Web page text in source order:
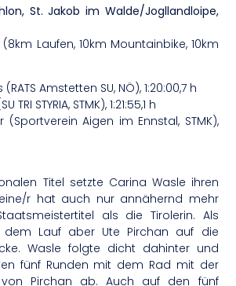
St. Jakob im Walde/Jogllandloipe,
Laufen, 10km Mountainbike, 10km
Amstetten SU, NÖ), 1:20:00,7 h
STYRIA, STMK), 1:21:55,1 h
(Sportverein Aigen im Ennstal, STMK),
Titel setzte Carina Wasle ihren
r hat auch nur annähernd mehr
als die Tirolerin. Als
Lauf aber Ute Pirchan auf die
Wasle folgte dicht dahinter und
fünf Runden mit dem Rad mit der
von Pirchan ab. Auch auf den fünf